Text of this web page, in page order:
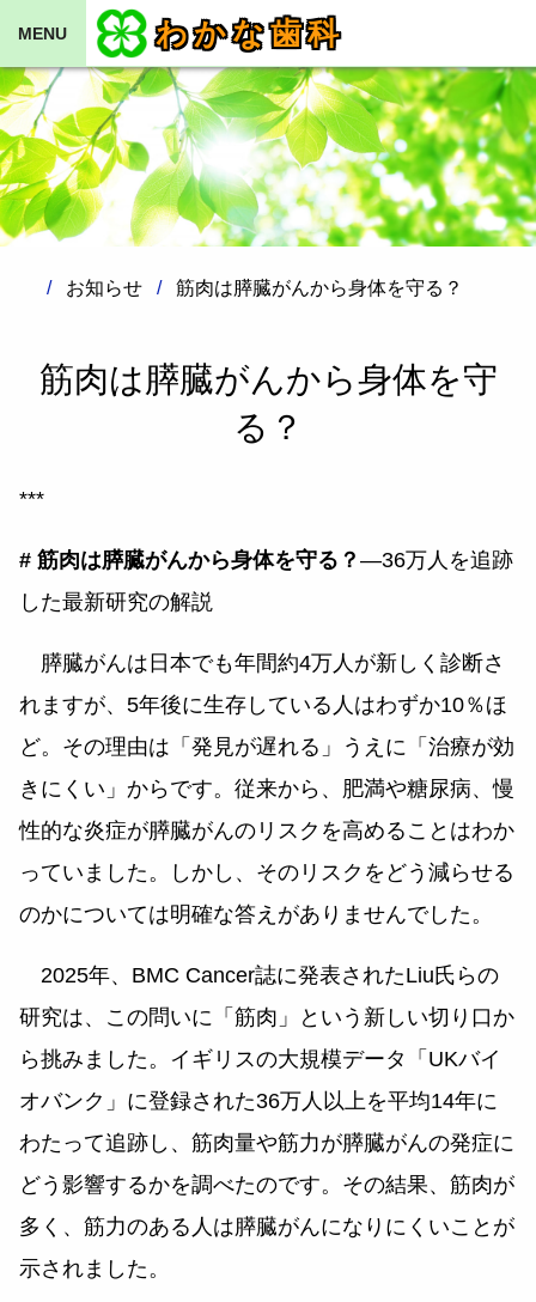
MENU わかな歯科
お知らせ 筋肉は膵臓がんから身体を守る？
筋肉は膵臓がんから身体を守
る？
***
# 筋肉は膵臓がんから身体を守る？―36万人を追跡
した最新研究の解説
膵臓がんは日本でも年間約4万人が新しく診断さ
れますが、5年後に生存している人はわずか10％ほ
ど。その理由は「発見が遅れる」うえに「治療が効
きにくい」からです。従来から、肥満や糖尿病、慢
性的な炎症が膵臓がんのリスクを高めることはわか
っていました。しかし、そのリスクをどう減らせる
のかについては明確な答えがありませんでした。
2025年、BMC Cancer誌に発表されたLiu氏らの
研究は、この問いに「筋肉」という新しい切り口か
ら挑みました。イギリスの大規模データ「UKバイ
オバンク」に登録された36万人以上を平均14年に
わたって追跡し、筋肉量や筋力が膵臓がんの発症に
どう影響するかを調べたのです。その結果、筋肉が
多く、筋力のある人は膵臓がんになりにくいことが
示されました。